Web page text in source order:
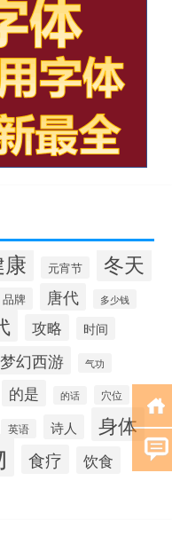
元宵节 冬天
品牌 唐代 多少钱
攻略 时间
梦幻西游 气功
的是 的话 穴位
英语 诗人 身体
食疗 饮食